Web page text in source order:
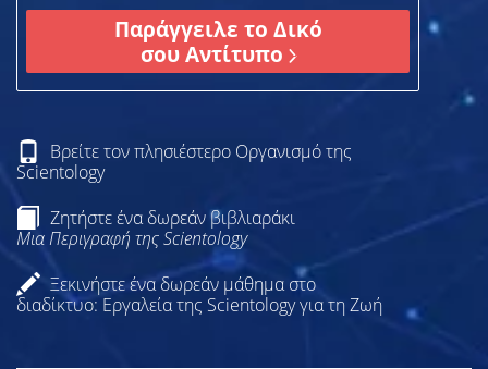
Παράγγειλε το Δικό
σου Αντίτυπο
Βρείτε τον πλησιέστερο Οργανισμό της
Scientology
Ζητήστε ένα δωρεάν βιβλιαράκι
Μια Περιγραφή της Scientology
Ξεκινήστε ένα δωρεάν μάθημα στο
διαδίκτυο: Εργαλεία της Scientology για τη Ζωή